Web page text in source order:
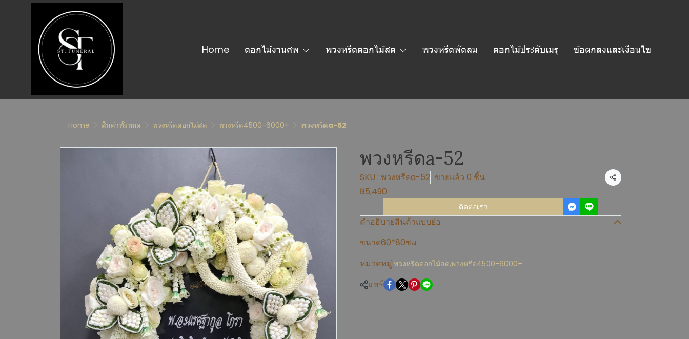
Home ดอกไม้งานศพ พวงหรีดดอกไม้สด พวงหรีดพัดลม ดอกไม้ประดับเมรุ ข้อตกลงและเงือนไข
Home สินค้าทั้งหมด พวงหรีดดอกไม้สด พวงหรีด4500-6000+ พวงหรีดa-52
พวงหรีดa-52
SKU : พวงหรีดa-52 ขายแล้ว 0 ชิ้น แชร์
฿5,490
ติดต่อเรา
คำอธิบายสินค้าแบบย่อ
ขนาด60*80ซม
หมวดหมู่:พวงหรีดดอกไม้สด,พวงหรีด4500-6000+
แชร์